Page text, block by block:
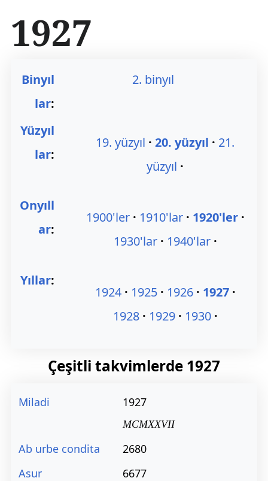
r
1927
Binyıl
lar:
2. binyıl
Yüzyıl
lar:
19. yüzyıl 20. yüzyıl
21.
yüzyıl
Onyıll
ar:
1900'ler 1910'lar
1920'ler
1930'lar
1940'lar
Yıllar:
1924 1925 1926
1927
1928
1929 1930
Çeşitli takvimlerde 1927
Miladi 1927
MCMXXVII
Ab urbe condita
2680
Asur
6677